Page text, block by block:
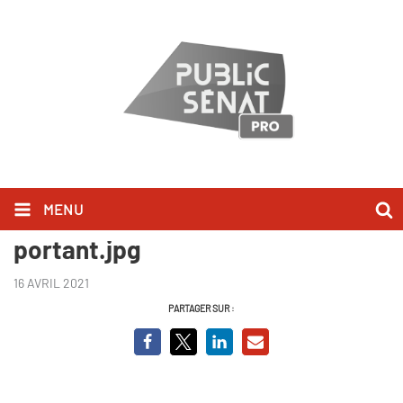
MENU
Francois-Mitterrand_À bout
portant.jpg
16 AVRIL 2021
PARTAGER SUR :